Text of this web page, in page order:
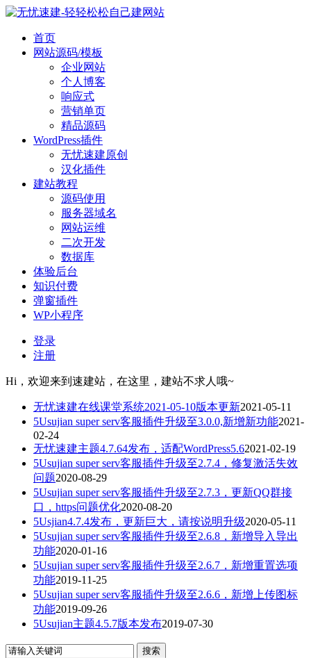
首页
网站源码/模板
企业网站
个人博客
响应式
营销单页
精品源码
WordPress插件
无忧速建原创
汉化插件
建站教程
源码使用
服务器域名
网站运维
二次开发
数据库
体验后台
知识付费
弹窗插件
WP小程序
登录
注册
Hi，欢迎来到速建站，在这里，建站不求人哦~
无忧速建在线课堂系统2021-05-10版本更新2021-05-11
5Usujian super serv客服插件升级至3.0.0,新增新功能2021-
02-24
无忧速建主题4.7.64发布，适配WordPress5.62021-02-19
5Usujian super serv客服插件升级至2.7.4，修复激活失效
问题2020-08-29
5Usujian super serv客服插件升级至2.7.3，更新QQ群接
口，https问题优化2020-08-20
5Usjian4.7.4发布，更新巨大，请按说明升级2020-05-11
5Usujian super serv客服插件升级至2.6.8，新增导入导出
功能2020-01-16
5Usujian super serv客服插件升级至2.6.7，新增重置选项
功能2019-11-25
5Usujian super serv客服插件升级至2.6.6，新增上传图标
功能2019-09-26
5Usujian主题4.5.7版本发布2019-07-30